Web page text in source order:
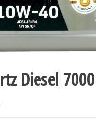
Diesel 7000